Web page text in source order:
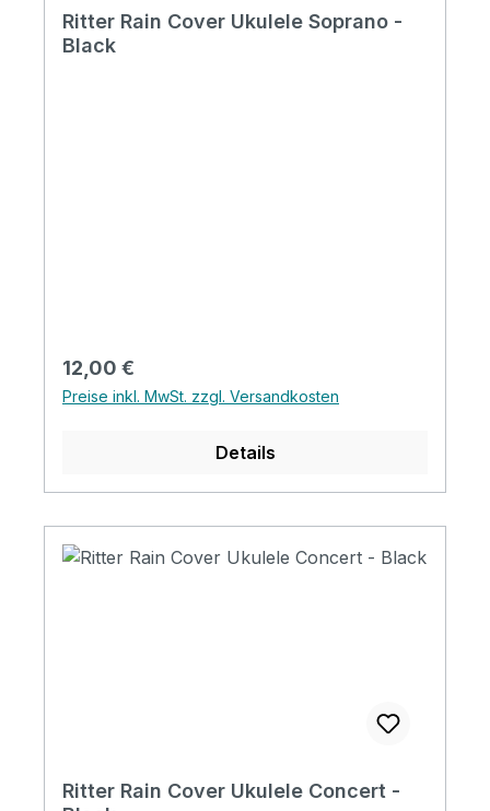
Ritter Rain Cover Ukulele Soprano -
Black
Regulärer Preis:
12,00 €
Preise inkl. MwSt. zzgl. Versandkosten
Details
Ritter Rain Cover Ukulele Concert -